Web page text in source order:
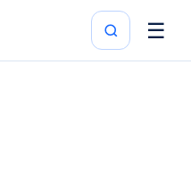
☰